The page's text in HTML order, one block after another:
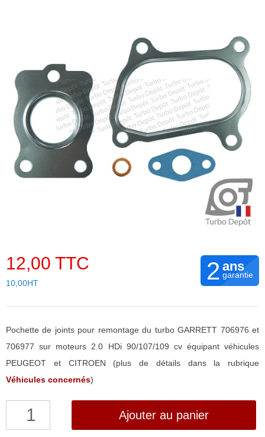
12,00 TTC
10,00HT 2 ans
garantie
Pochette de joints pour remontage du turbo GARRETT 706976 et
706977 sur moteurs 2.0 HDi 90/107/109 cv équipant véhicules
PEUGEOT et CITROEN (plus de détails dans la rubrique
Véhicules concernés)
quantité
Ajouter au panier